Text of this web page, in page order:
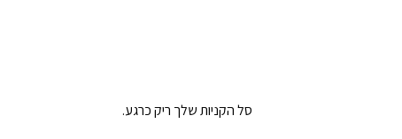
סל הקניות שלך ריק כרגע.